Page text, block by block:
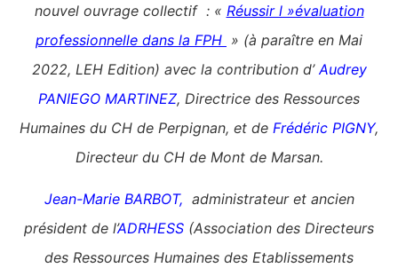
nouvel ouvrage collectif : « Réussir l »évaluation
professionnelle dans la FPH » (à paraître en Mai
2022, LEH Edition) avec la contribution d’ Audrey
PANIEGO MARTINEZ, Directrice des Ressources
Humaines du CH de Perpignan, et de Frédéric PIGNY,
Directeur du CH de Mont de Marsan.
Jean-Marie BARBOT, administrateur et ancien
président de l’ADRHESS (Association des Directeurs
des Ressources Humaines des Etablissements